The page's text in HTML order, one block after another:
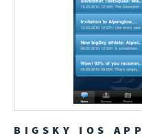
BIGSKY IOS APP